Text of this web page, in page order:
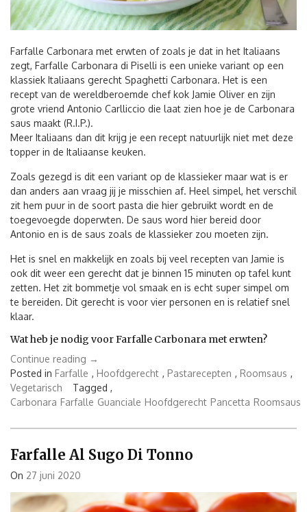
Farfalle Carbonara met erwten of zoals je dat in het Italiaans
zegt, Farfalle Carbonara di Piselli is een unieke variant op een
klassiek Italiaans gerecht Spaghetti Carbonara. Het is een
recept van de wereldberoemde chef kok Jamie Oliver en zijn
grote vriend Antonio Carlliccio die laat zien hoe je de Carbonara
saus maakt (R.I.P.).
Meer Italiaans dan dit krijg je een recept natuurlijk niet met deze
topper in de Italiaanse keuken.
Zoals gezegd is dit een variant op de klassieker maar wat is er
dan anders aan vraag jij je misschien af. Heel simpel, het verschil
zit hem puur in de soort pasta die hier gebruikt wordt en de
toegevoegde doperwten. De saus word hier bereid door
Antonio en is de saus zoals de klassieker zou moeten zijn.
Het is snel en makkelijk en zoals bij veel recepten van Jamie is
ook dit weer een gerecht dat je binnen 15 minuten op tafel kunt
zetten. Het zit bommetje vol smaak en is echt super simpel om
te bereiden. Dit gerecht is voor vier personen en is relatief snel
klaar.
Wat heb je nodig voor Farfalle Carbonara met erwten?
Continue reading “Farfalle
Carbonara
met
erwten”
→
Posted in Farfalle , Hoofdgerecht , Pastarecepten , Roomsaus ,
Vegetarisch
Tagged ,
Carbonara Farfalle Guanciale Hoofdgerecht Pancetta Roomsaus
Farfalle Al Sugo Di Tonno
On 27 juni 2020